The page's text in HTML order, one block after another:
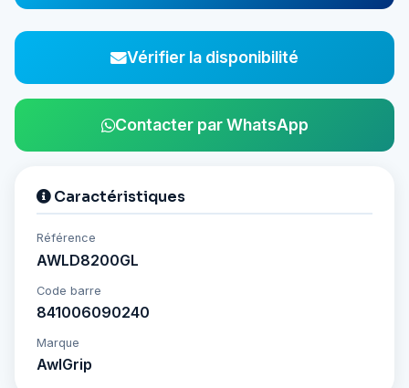
Vérifier la disponibilité
Contacter par WhatsApp
Caractéristiques
Référence
AWLD8200GL
Code barre
841006090240
Marque
AwlGrip